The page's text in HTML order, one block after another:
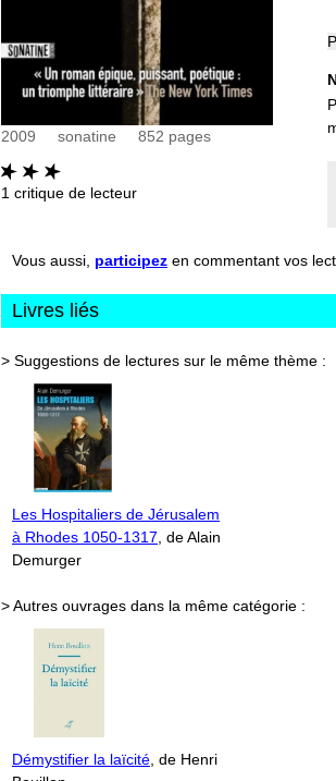
2009 sonatine 852 pages
1 critique de lecteur
Vous aussi, participez en commentant vos
Livres liés
> Suggestions de lectures sur le même thème :
Les Hospitaliers de Jérusalem
à Rhodes 1050-1317 , de Alain
Demurger
> Autres ouvrages dans la même catégorie :
Démystifier la laïcité , de Henri